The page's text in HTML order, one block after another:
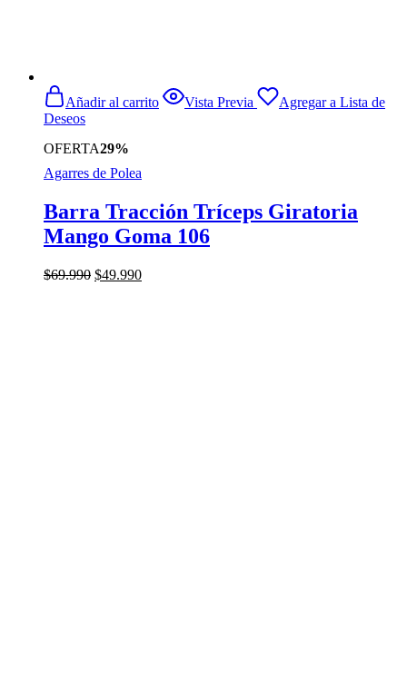
OFERTA29%
Añadir al carrito Vista Previa
Agregar a Lista de
Deseos
Agarres de Polea
Barra Tracción Tríceps Giratoria
Mango Goma 106
$69.990 El
$49.990El